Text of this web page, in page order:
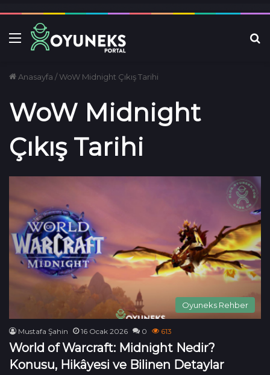
Menü
Anasayfa /WoW Midnight Çıkış Tarihi
WoW Midnight
Çıkış Tarihi
Oyuneks Rehber
Mustafa Şahin 16 Ocak 2026 0 613
World of Warcraft: Midnight Nedir?
Konusu, Hikâyesi ve Bilinen Detaylar